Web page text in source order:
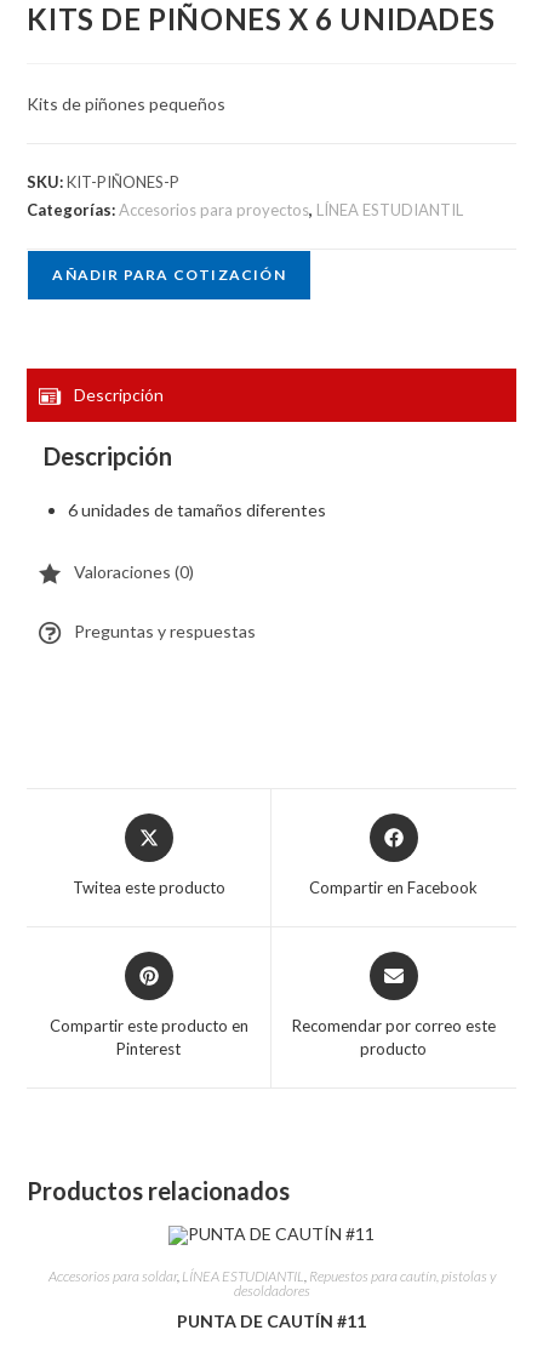
KITS DE PIÑONES X 6 UNIDADES
Kits de piñones pequeños
SKU:KIT-PIÑONES-P
Categorías:Accesorios para proyectos, LÍNEA ESTUDIANTIL
AÑADIR PARA COTIZACIÓN
Descripción
Descripción
6 unidades de tamaños diferentes
Valoraciones (0)
Preguntas y respuestas
Twitea este producto Compartir en Facebook
Compartir este producto en
Pinterest
Recomendar por correo este
producto
Productos relacionados
Accesorios para soldar, LÍNEA ESTUDIANTIL, Repuestos para cautín, pistolas y
desoldadores
PUNTA DE CAUTÍN #11